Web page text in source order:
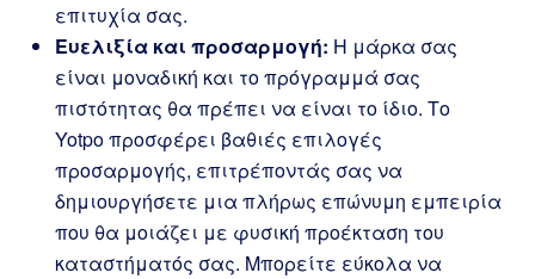
επιτυχία σας.
Ευελιξία και προσαρμογή: Η μάρκα σας
είναι μοναδική και το πρόγραμμά σας
πιστότητας θα πρέπει να είναι το ίδιο. Το
Yotpo προσφέρει βαθιές επιλογές
προσαρμογής, επιτρέποντάς σας να
δημιουργήσετε μια πλήρως επώνυμη εμπειρία
που θα μοιάζει με φυσική προέκταση του
καταστήματός σας. Μπορείτε εύκολα να